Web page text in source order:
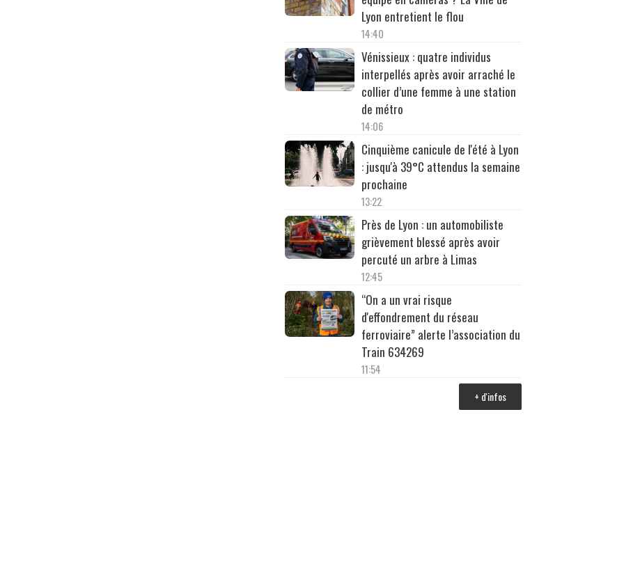
Lyon entretient le flou
14:40
Vénissieux : quatre individus
interpellés après avoir arraché le
collier d’une femme à une station
de métro
14:06
Cinquième canicule de l'été à Lyon
: jusqu'à 39°C attendus la semaine
prochaine
13:22
Près de Lyon : un automobiliste
grièvement blessé après avoir
percuté un arbre à Limas
12:45
“On a un vrai risque
d'effondrement du réseau
ferroviaire” alerte l’association du
Train 634269
11:54
+ d'infos